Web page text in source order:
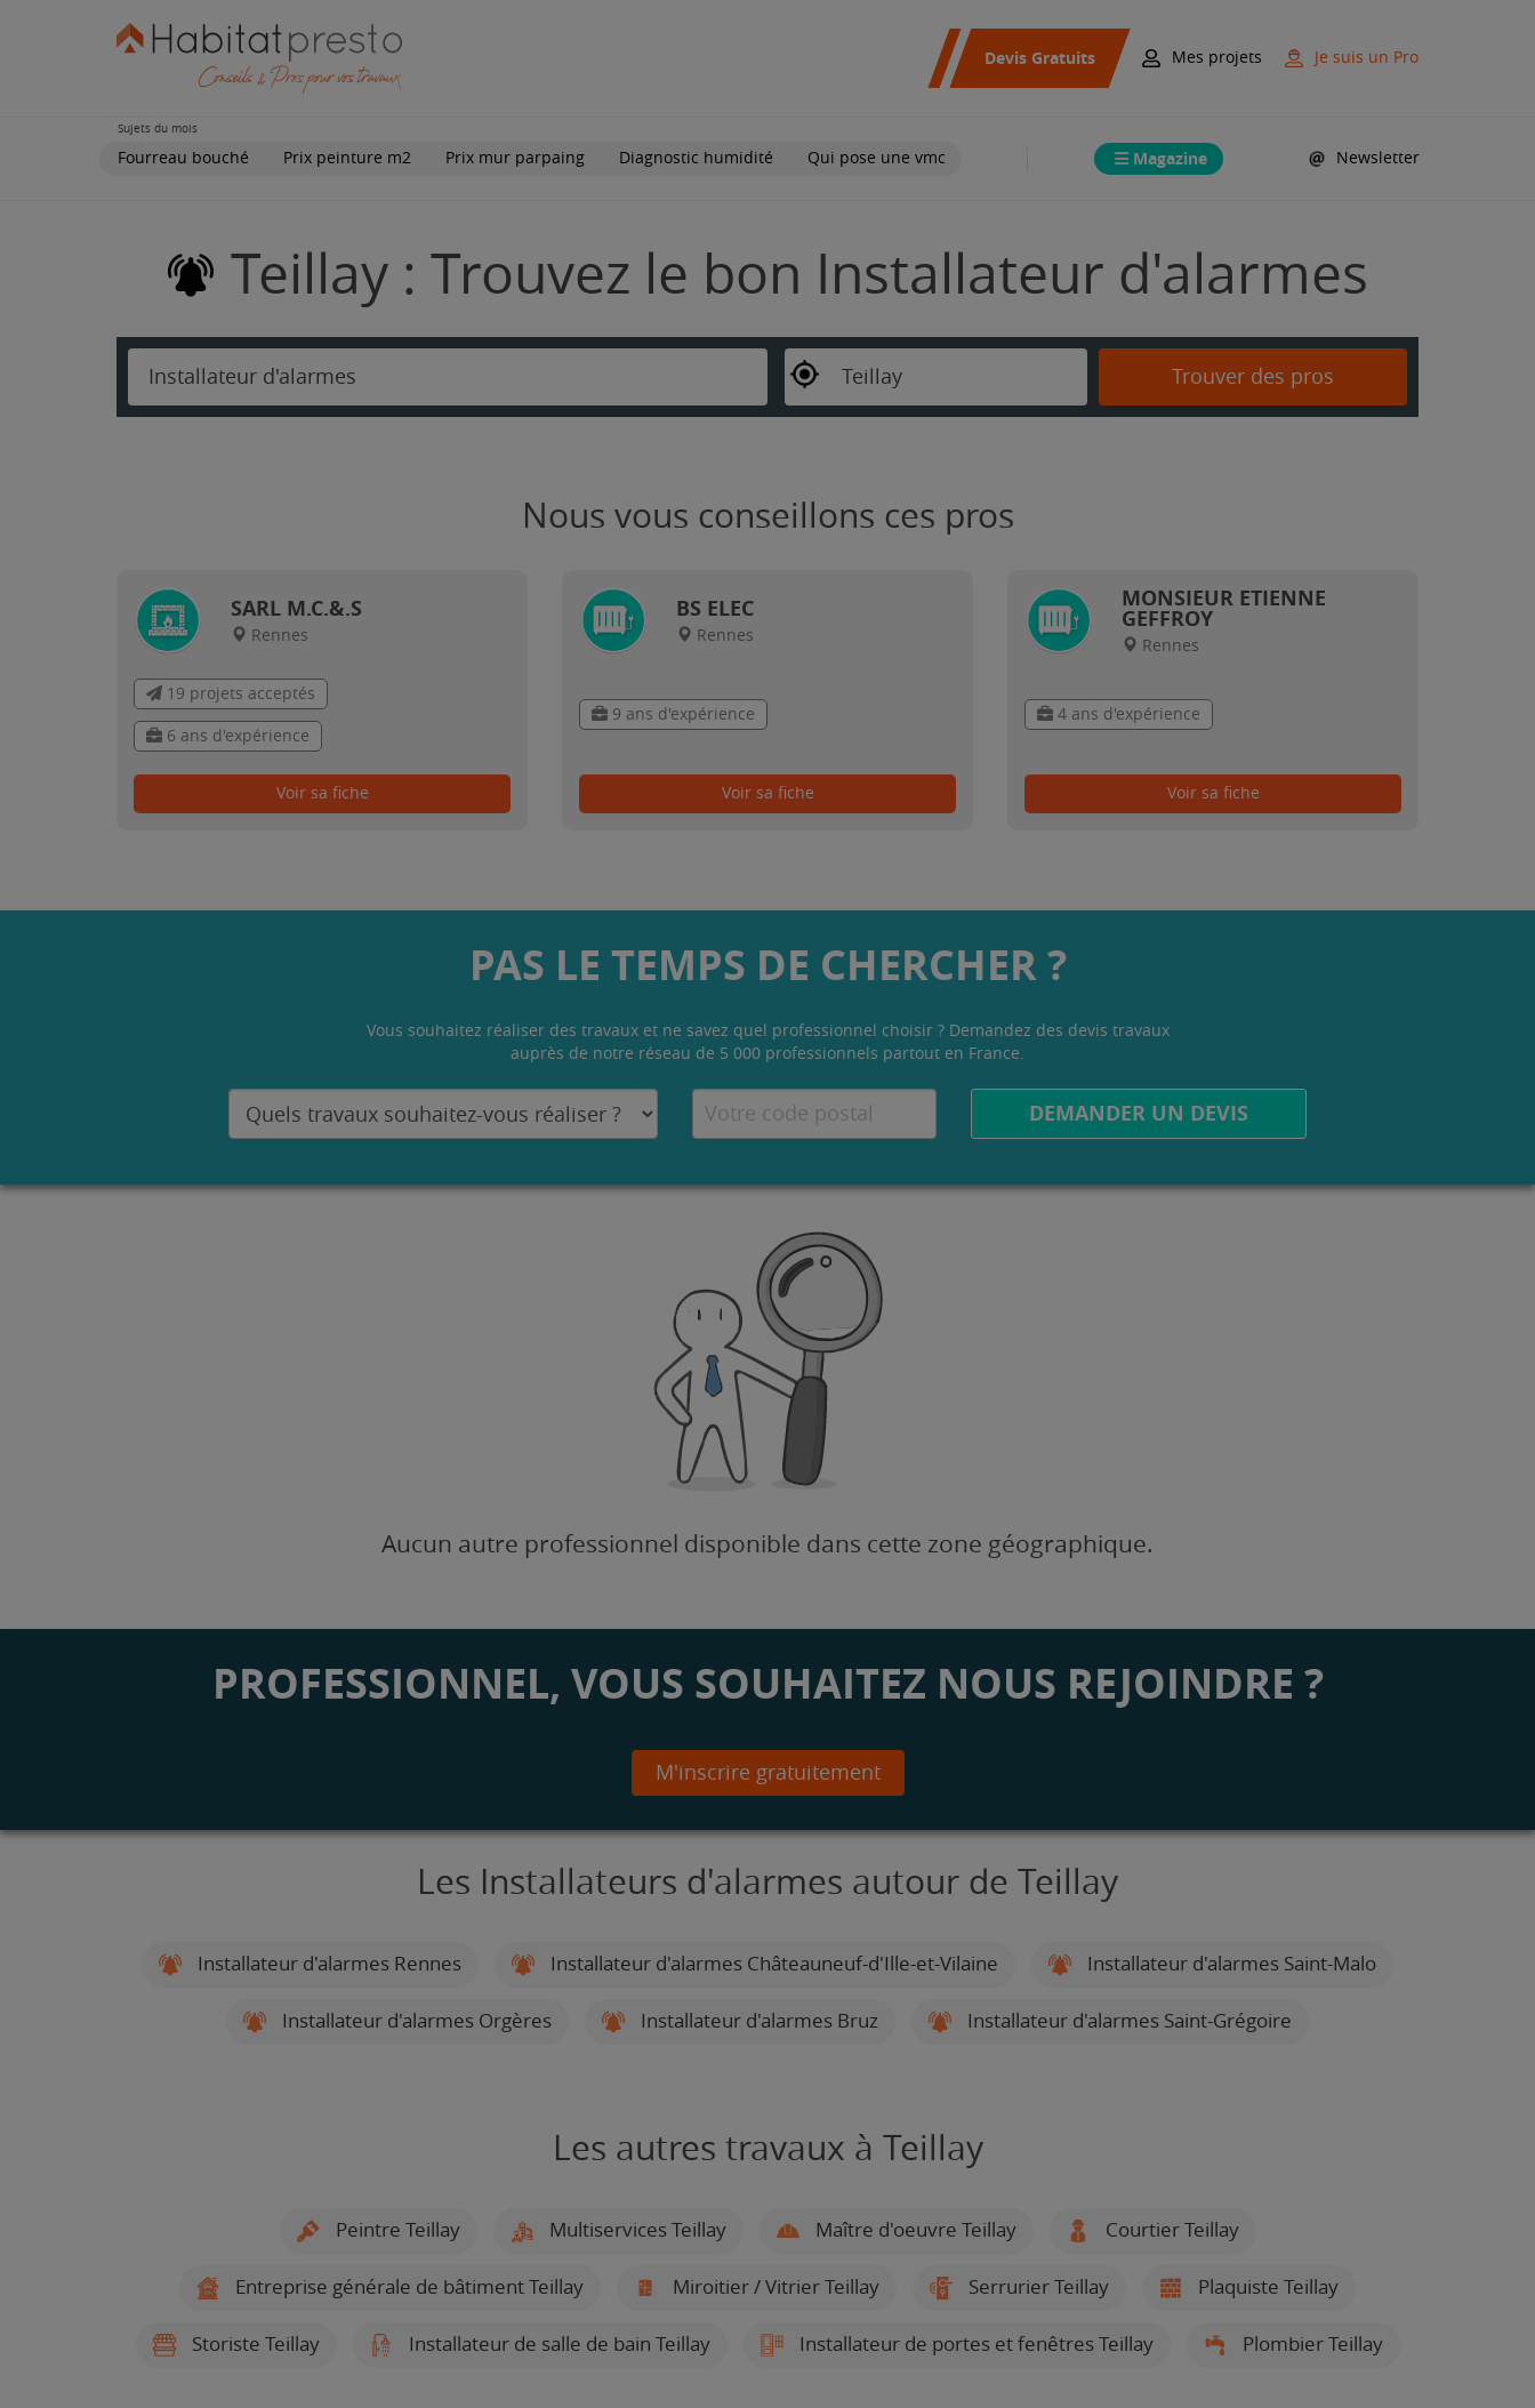
Devis Gratuits Mes projets Je suis un Pro
Sujets du mois
Fourreau bouché Prix peinture m2 Prix mur parpaing Diagnostic humidité Qui pose une vmc Magazine Newsletter
Teillay : Trouvez le bon Installateur d'alarmes
Installateur d'alarmes Teillay Trouver des pros
Nous vous conseillons ces pros
SARL M.C.&.S
Rennes
19 projets acceptés
6 ans d'expérience
Voir sa fiche
BS ELEC
Rennes
9 ans d'expérience
Voir sa fiche
MONSIEUR ETIENNE
GEFFROY
Rennes
4 ans d'expérience
Voir sa fiche
PAS LE TEMPS DE CHERCHER ?
Vous souhaitez réaliser des travaux et ne savez quel professionnel choisir ? Demandez des devis travaux
auprès de notre réseau de 5 000 professionnels partout en France.
DEMANDER UN DEVIS
Aucun autre professionnel disponible dans cette zone géographique.
PROFESSIONNEL, VOUS SOUHAITEZ NOUS REJOINDRE ?
M'inscrire gratuitement
Les Installateurs d'alarmes autour de Teillay
Installateur d'alarmes Rennes Installateur d'alarmes Châteauneuf-d'Ille-et-Vilaine Installateur d'alarmes Saint-Malo
Installateur d'alarmes Orgères Installateur d'alarmes Bruz Installateur d'alarmes Saint-Grégoire
Les autres travaux à Teillay
Peintre Teillay Multiservices Teillay Maître d'oeuvre Teillay Courtier Teillay
Entreprise générale de bâtiment Teillay Miroitier / Vitrier Teillay Serrurier Teillay Plaquiste Teillay
Storiste Teillay Installateur de salle de bain Teillay Installateur de portes et fenêtres Teillay Plombier Teillay